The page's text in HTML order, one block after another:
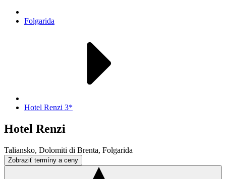
Folgarida
Hotel Renzi 3*
Hotel Renzi
Taliansko, Dolomiti di Brenta, Folgarida
Zobraziť termíny a ceny